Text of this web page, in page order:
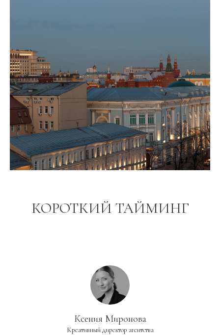
КОРОТКИЙ ТАЙМИНГ
Ксения Миронова
Креативный директор агентства